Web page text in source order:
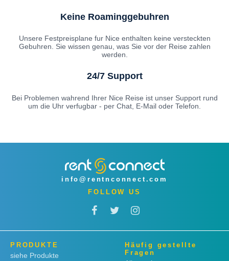
Keine Roaminggebuhren
Unsere Festpreisplane fur Nice enthalten keine versteckten
Gebuhren. Sie wissen genau, was Sie vor der Reise zahlen
werden.
24/7 Support
Bei Problemen wahrend Ihrer Nice Reise ist unser Support rund
um die Uhr verfugbar - per Chat, E-Mail oder Telefon.
info@rentnconnect.com
FOLLOW US
PRODUKTE
siehe Produkte
Häufig gestellte
Fragen